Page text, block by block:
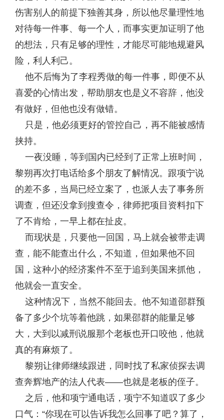
伤害别人的前提下独善其身，所以他尽量理性地
对待每一件事、每一个人，而事实更加证明了他
的想法，只有足够的理性，才能尽可能地规避风
险，利人利己。
他不后悔为了李程秀做的每一件事，即便不从
喜爱的心情出发，帮助朋友也是义不容辞，他没
有做好，但他也没有做错。
只是，他必须更好的管控自己，再不能被感情
挟持。
一夜没睡，等到国内已经到了正常上班时间，
黎朔再次打电话给多个朋友了解情况。跟项宁说
的差不多，当局已经立案了，也派人去了事务所
调查，但还没拿到搜查令，律师把项目资料扣下
了不肯给，一早上都在扯皮。
而现状是，只要他一回国，马上就会被带走调
查，能不能查出什么，不知道，但如果他不回
国，这种小的经济案件不至于追到美国来抓他，
他就会一直安全。
这种情况下，当然不能回去。他不知道邵群预
备了多少个坑等着他跳，如果邵群的能量足够
大，大到以减刑说服那个老板也开口咬他，他就
真的有麻烦了。
黎朔让律师继续跟进，同时找了私家侦探去调
查奔辉地产的法人代表——也就是老板的侄子。
之后，他和项宁通电话，项宁不知道叹了多少
口气：“你现在可以告诉我怎么回事了吧？算了，